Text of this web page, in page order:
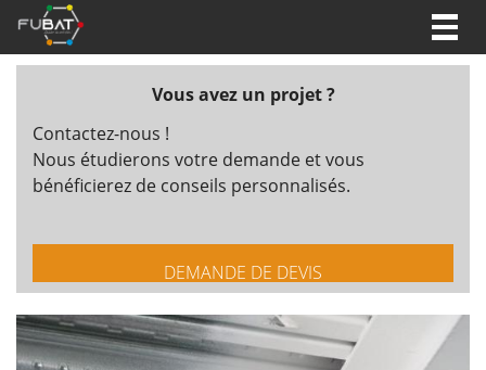
Vous avez un projet ?
Contactez-nous !
Nous étudierons votre demande et vous
bénéficierez de conseils personnalisés.
DEMANDE DE DEVIS